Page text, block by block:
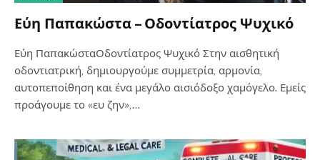
Εύη Παπακώστα – Οδοντίατρος Ψυχικό
Εύη ΠαπακώσταΟδοντίατρος Ψυχικό Στην αισθητική
οδοντιατρική, δημιουργούμε συμμετρία, αρμονία,
αυτοπεποίθηση και ένα μεγάλο αισιόδοξο χαμόγελο. Εμείς
προάγουμε το «ευ ζην»,…